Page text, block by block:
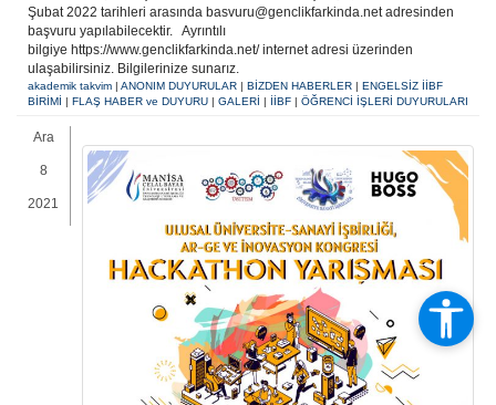
Şubat 2022 tarihleri arasında basvuru@genclikfarkinda.net adresinden
başvuru yapılabilecektir. Ayrıntılı
bilgiye https://www.genclikfarkinda.net/ internet adresi üzerinden
ulaşabilirsiniz. Bilgilerinize sunarız.
akademik takvim | ANONIM DUYURULAR | BİZDEN HABERLER | ENGELSİZ İİBF
BİRİMİ | FLAŞ HABER ve DUYURU | GALERİ | İİBF | ÖĞRENCİ İŞLERİ DUYURULARI
Ara
8
2021